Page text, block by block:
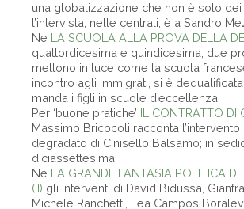
una globalizzazione che non è solo dei
l’intervista, nelle centrali, è a Sandro
Ne LA SCUOLA ALLA PROVA DELLA
quattordicesima e quindicesima, due
mettono in luce come la scuola
incontro agli immigrati, si è
manda i figli in scuole d’eccellenza.
Per ‘buone pratiche’ IL CONTRATTO DI
Massimo Bricocoli racconta l’intervento
degradato di Cinisello Balsamo; in
diciassettesima.
Ne LA GRANDE FANTASIA POLITICA
(II) gli interventi di David Bidussa,
Michele Ranchetti, Lea Campos